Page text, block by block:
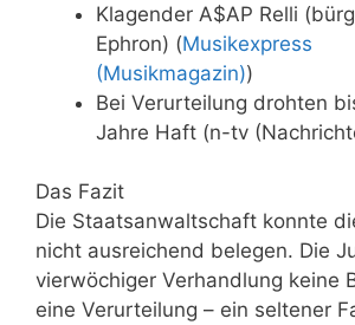
Klagender A$AP Relli
Ephron) (Musikexpress
(Musikmagazin))
Bei Verurteilung drohten
Jahre Haft (n-tv
Das Fazit
Die Staatsanwaltschaft konnte
nicht ausreichend belegen. Die
vierwöchiger Verhandlung keine
eine Verurteilung – ein seltener